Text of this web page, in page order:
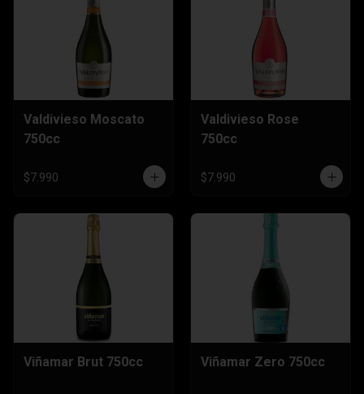
Valdivieso Moscato
750cc
$7.990
Valdivieso Rose
750cc
$7.990
Viñamar Brut 750cc Viñamar Zero 750cc